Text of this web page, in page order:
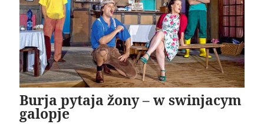
Burja pytaja žony – w swinjacym
galopje